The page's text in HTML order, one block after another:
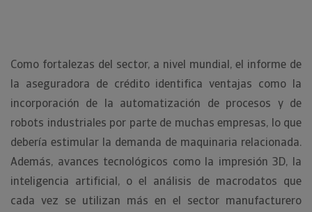
Como fortalezas del sector, a nivel mundial, el informe de
la aseguradora de crédito identifica ventajas como la
incorporación de la automatización de procesos y de
robots industriales por parte de muchas empresas, lo que
debería estimular la demanda de maquinaria relacionada.
Además, avances tecnológicos como la impresión 3D, la
inteligencia artificial, o el análisis de macrodatos que
cada vez se utilizan más en el sector manufacturero